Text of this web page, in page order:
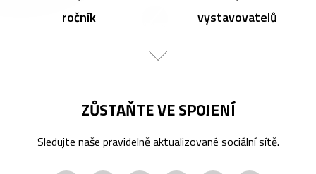
ročník vystavovatelů
ZŮSTAŇTE VE SPOJENÍ
Sledujte naše pravidelně aktualizované sociální sítě.